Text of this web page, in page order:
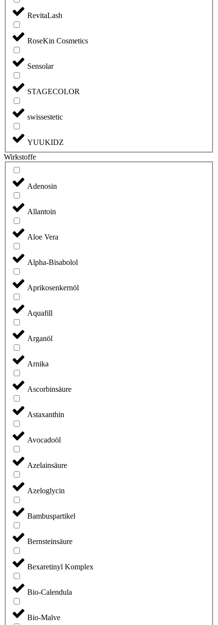
RevitaLash
RoseKin Cosmetics
Sensolar
STAGECOLOR
swissestetic
YUUKIDZ
Wirkstoffe
Adenosin
Allantoin
Aloe Vera
Alpha-Bisabolol
Aprikosenkernöl
Aquafill
Arganöl
Arnika
Ascorbinsäure
Astaxanthin
Avocadoöl
Azelainsäure
Azeloglycin
Bambuspartikel
Bernsteinsäure
Bexaretinyl Komplex
Bio-Calendula
Bio-Malve